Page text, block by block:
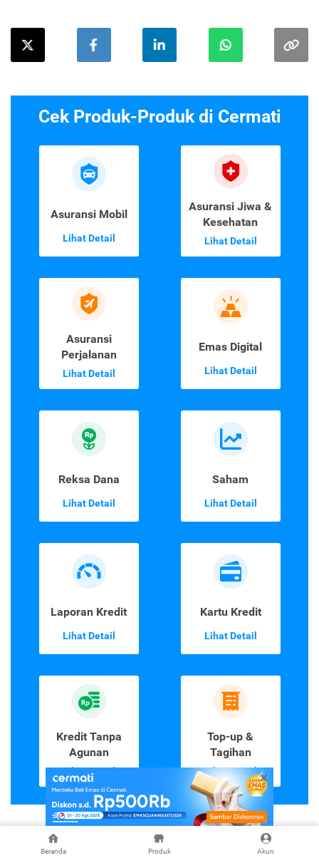
Beranda Produk Akun
Cek Produk-Produk di Cermati
Asuransi Mobil
Lihat Detail
Asuransi Jiwa &
Kesehatan
Lihat Detail
Asuransi
Perjalanan
Lihat Detail
Emas Digital
Lihat Detail
Reksa Dana
Lihat Detail
Saham
Lihat Detail
Laporan Kredit
Lihat Detail
Kartu Kredit
Lihat Detail
Kredit Tanpa
Agunan
Lihat Detail
Top-up &
Tagihan
Lihat Detail